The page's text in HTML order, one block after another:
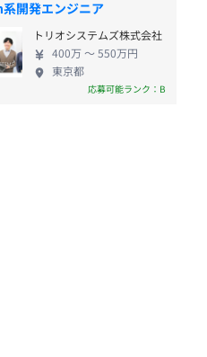
開発エンジニア
トリオシステムズ株式会社
400万 〜 550万円
東京都
応募可能ランク：B